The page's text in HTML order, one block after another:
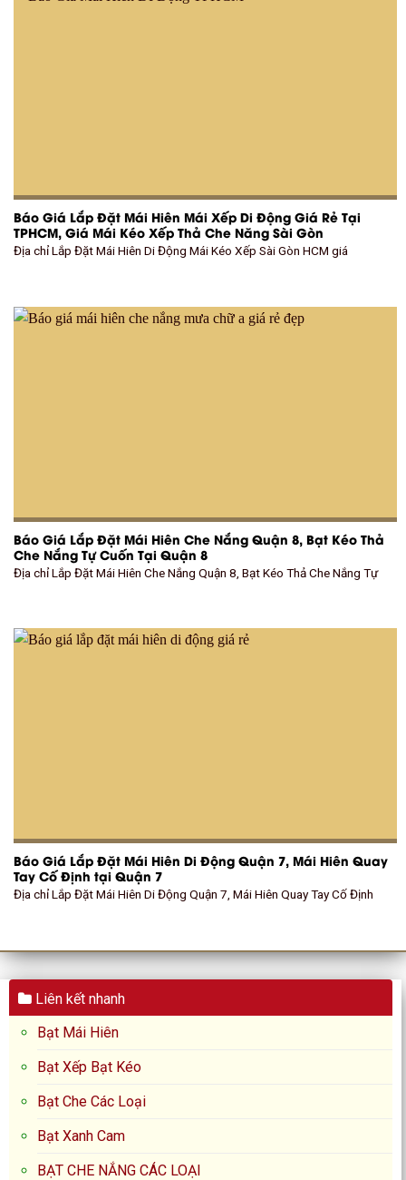
Báo Giá Lắp Đặt Mái Hiên Mái Xếp Di Động Giá Rẻ Tại
TPHCM, Giá Mái Kéo Xếp Thả Che Năng Sài Gòn
Địa chỉ Lắp Đặt Mái Hiên Di Động Mái Kéo Xếp Sài Gòn HCM giá
Báo Giá Lắp Đặt Mái Hiên Che Nắng Quận 8, Bạt Kéo Thả
Che Nắng Tự Cuốn Tại Quận 8
Địa chỉ Lắp Đặt Mái Hiên Che Nắng Quận 8, Bạt Kéo Thả Che Nắng Tự
Báo Giá Lắp Đặt Mái Hiên Di Động Quận 7, Mái Hiên Quay
Tay Cố Định tại Quận 7
Địa chỉ Lắp Đặt Mái Hiên Di Động Quận 7, Mái Hiên Quay Tay Cố Định
Liên kết nhanh
Bạt Mái Hiên
Bạt Xếp Bạt Kéo
Bạt Che Các Loại
Bạt Xanh Cam
BẠT CHE NẮNG CÁC LOẠI